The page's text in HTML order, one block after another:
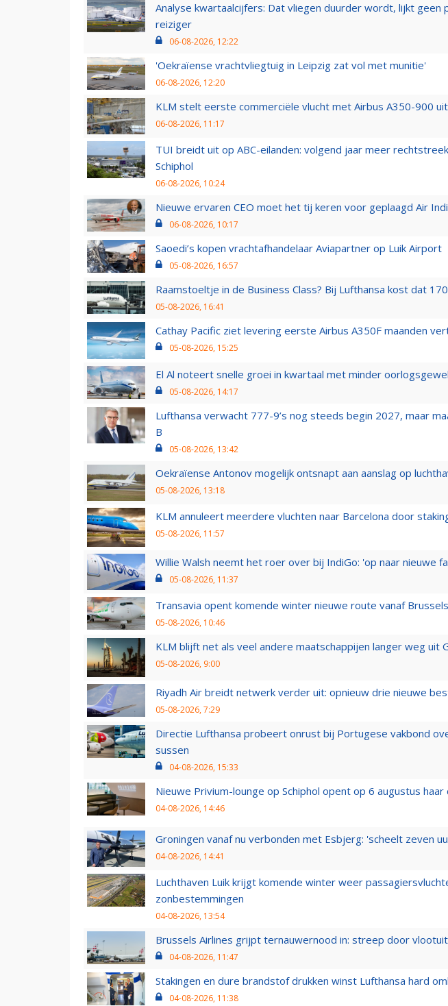
Analyse kwartaalcijfers: Dat vliegen duurder wordt, lijkt geen
reiziger
06-08-2026, 12:22
'Oekraïense vrachtvliegtuig in Leipzig zat vol met munitie'
06-08-2026, 12:20
KLM stelt eerste commerciële vlucht met Airbus A350-900 uit
06-08-2026, 11:17
TUI breidt uit op ABC-eilanden: volgend jaar meer
Schiphol
06-08-2026, 10:24
Nieuwe ervaren CEO moet het tij keren voor geplaagd Air
06-08-2026, 10:17
Saoedi’s kopen vrachtafhandelaar Aviapartner op Luik Airport
05-08-2026, 16:57
Raamstoeltje in de Business Class? Bij Lufthansa kost dat
05-08-2026, 16:41
Cathay Pacific ziet levering eerste Airbus A350F maanden
05-08-2026, 15:25
El Al noteert snelle groei in kwartaal met minder
05-08-2026, 14:17
Lufthansa verwacht 777-9’s nog steeds begin 2027, maar
B
05-08-2026, 13:42
Oekraïense Antonov mogelijk ontsnapt aan aanslag op
05-08-2026, 13:18
KLM annuleert meerdere vluchten naar Barcelona door
05-08-2026, 11:57
Willie Walsh neemt het roer over bij IndiGo: 'op naar nieuwe
05-08-2026, 11:37
Transavia opent komende winter nieuwe route vanaf
05-08-2026, 10:46
KLM blijft net als veel andere maatschappijen langer weg uit
05-08-2026, 9:00
Riyadh Air breidt netwerk verder uit: opnieuw drie nieuwe
05-08-2026, 7:29
Directie Lufthansa probeert onrust bij Portugese vakbond
sussen
04-08-2026, 15:33
Nieuwe Privium-lounge op Schiphol opent op 6 augustus haar
04-08-2026, 14:46
Groningen vanaf nu verbonden met Esbjerg: 'scheelt zeven
04-08-2026, 14:41
Luchthaven Luik krijgt komende winter weer
zonbestemmingen
04-08-2026, 13:54
Brussels Airlines grijpt ternauwernood in: streep door
04-08-2026, 11:47
Stakingen en dure brandstof drukken winst Lufthansa hard
04-08-2026, 11:38